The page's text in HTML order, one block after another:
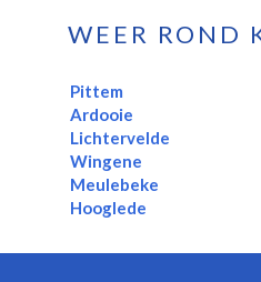
WEER ROND
Pittem
Ardooie
Lichtervelde
Wingene
Meulebeke
Hooglede